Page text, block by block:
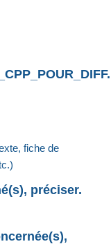
fiche de
préciser.